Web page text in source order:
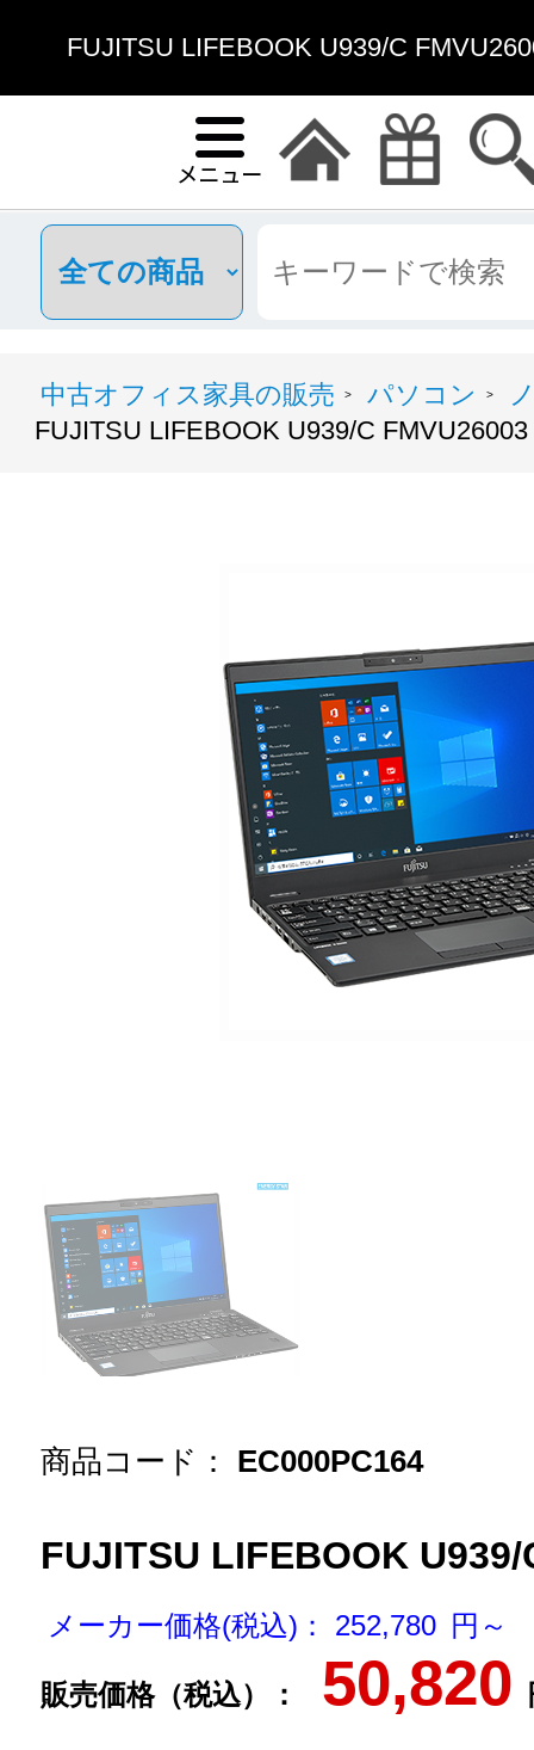
FUJITSU LIFEBOOK U939/C
中古オフィス家具の販売 > パソコン >
FUJITSU LIFEBOOK U939/C FMVU26003
商品コード： EC000PC164
FUJITSU LIFEBOOK U939/
メーカー価格(税込)： 252,780 円～
販売価格（税込）： 50,820